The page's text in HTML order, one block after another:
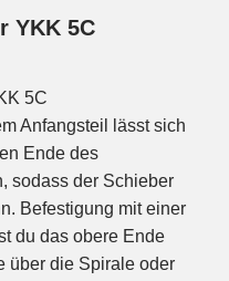
YKK 5C
5C
Anfangsteil lässt sich
Ende des
sodass der Schieber
Befestigung mit einer
du das obere Ende
über die Spirale oder